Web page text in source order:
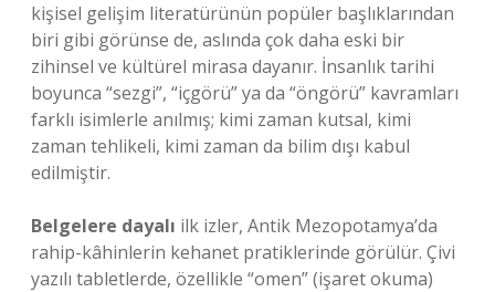
kişisel gelişim literatürünün popüler başlıklarından
biri gibi görünse de, aslında çok daha eski bir
zihinsel ve kültürel mirasa dayanır. İnsanlık tarihi
boyunca “sezgi”, “içgörü” ya da “öngörü” kavramları
farklı isimlerle anılmış; kimi zaman kutsal, kimi
zaman tehlikeli, kimi zaman da bilim dışı kabul
edilmiştir.
Belgelere dayalı ilk izler, Antik Mezopotamya’da
rahip-kâhinlerin kehanet pratiklerinde görülür. Çivi
yazılı tabletlerde, özellikle “omen” (işaret okuma)